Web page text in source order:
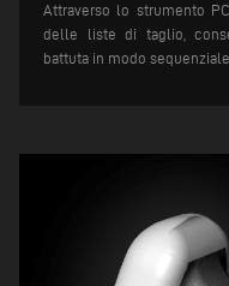
Attraverso lo strumento
delle liste di taglio,
battuta in modo